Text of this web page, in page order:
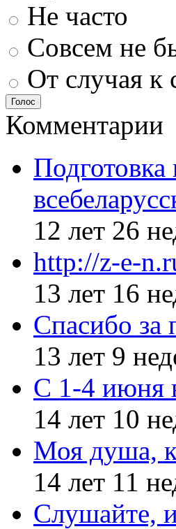
Не часто
Совсем не
От случая к
Голос
Комментарии
12 лет 26
http://z-e-
13 лет 16
Спасибо за
13 лет 9
С 1-4 июня
14 лет 10
Моя душа,
14 лет 11
Слушайте,